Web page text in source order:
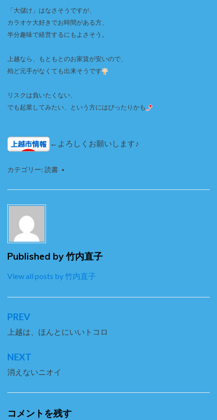
「大儲け」はなさそうですが、
カラオケ大好きでお時間がある方、
半分趣味で経営するにもよさそう。
上越なら、もともとのお家賃が安いので、
殆ど元手がなくても出来そうです
リスクは負いたくない、
でも起業してみたい、という方にはぴったりかも
←よろしくお願いします♪
カテゴリー: 読書
Published by竹内直子
View all posts by 竹内直子
投
稿
ナ
ビ
ゲ
ー
シ
PREV
上越は、ほんとにいいトコロ
NEXT
消えないニオイ
コメントを残す